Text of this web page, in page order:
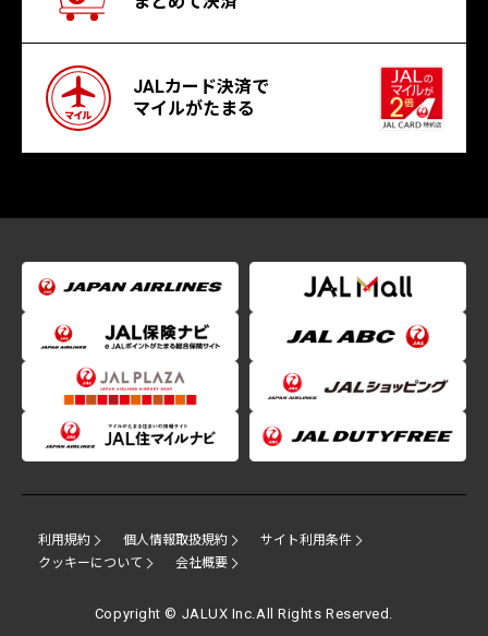
JALカード決済で
マイルがたまる
利用規約 個人情報取扱規約
サイト利用条件
クッキーについて
会社概要
Copyright © JALUX Inc.All Rights Reserved.